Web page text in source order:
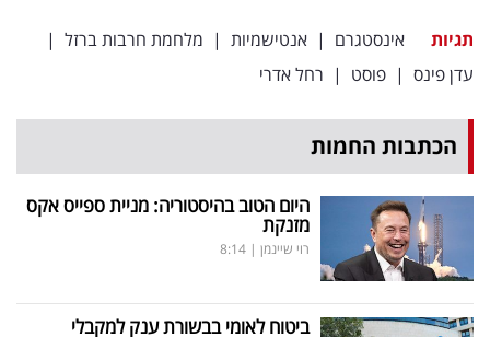
תגיות אינסטגרם | אנטישמיות | מלחמת חרבות ברזל |
עדן פינס | פוסט | רחל אדרי
הכתבות החמות
היום הטוב בהיסטוריה: מניית ספייס אקס
מזנקת
רוי שיינמן |
8:14
ביטוח לאומי בבשורת ענק למקבלי